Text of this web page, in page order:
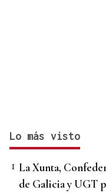
Lo más visto
La Xunta,
de Galicia y UGT